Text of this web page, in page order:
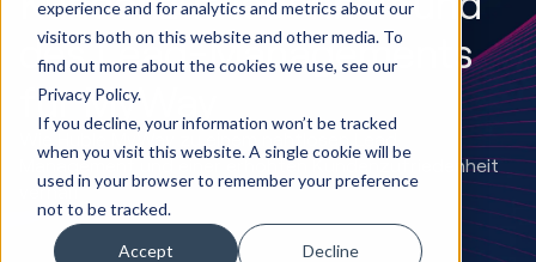
experience and for analytics and metrics about our
visitors both on this website and other media. To
find out more about the cookies we use, see our
Privacy Policy.
If you decline, your information won’t be tracked
when you visit this website. A single cookie will be
used in your browser to remember your preference
not to be tracked.
Accept Decline
des Lead-Managements
für MyWay
Wie Huble MyWay zu einem nahtlosen Lead
Management und einer erhöhten Kundenzufriedenheit
verhalf